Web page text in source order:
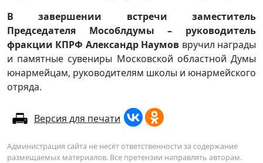
В завершении встречи заместитель
Председателя Мособлдумы – руководитель
фракции КПРФ Александр Наумов вручил награды
и памятные сувениры Московской областной Думы
юнармейцам, руководителям школы и юнармейского
отряда.
Версия для печати
Администрация сайта не несёт ответственности за содержание
размещаемых материалов. Все претензии направлять авторам.